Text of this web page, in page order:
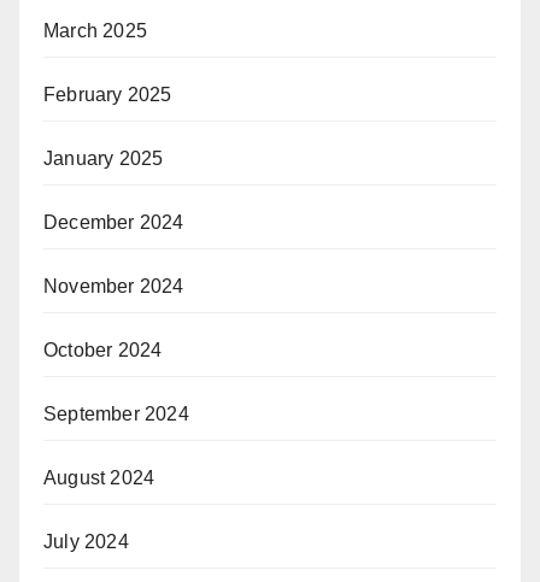
March 2025
February 2025
January 2025
December 2024
November 2024
October 2024
September 2024
August 2024
July 2024